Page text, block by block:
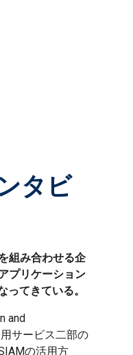
タビ
組み合わせる企
プリケーション
てきている。
and
サービス二部の
の活用方